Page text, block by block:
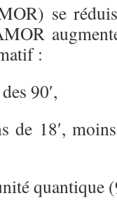
se
:
90′,
de 18′,
quantique